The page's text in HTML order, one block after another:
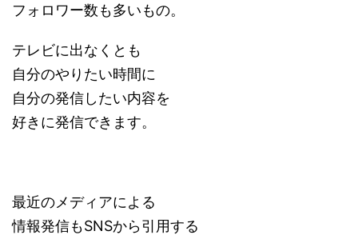
フォロワー数も多いもの。
テレビに出なくとも
自分のやりたい時間に
自分の発信したい内容を
好きに発信できます。
最近のメディアによる
情報発信もSNSから引用する